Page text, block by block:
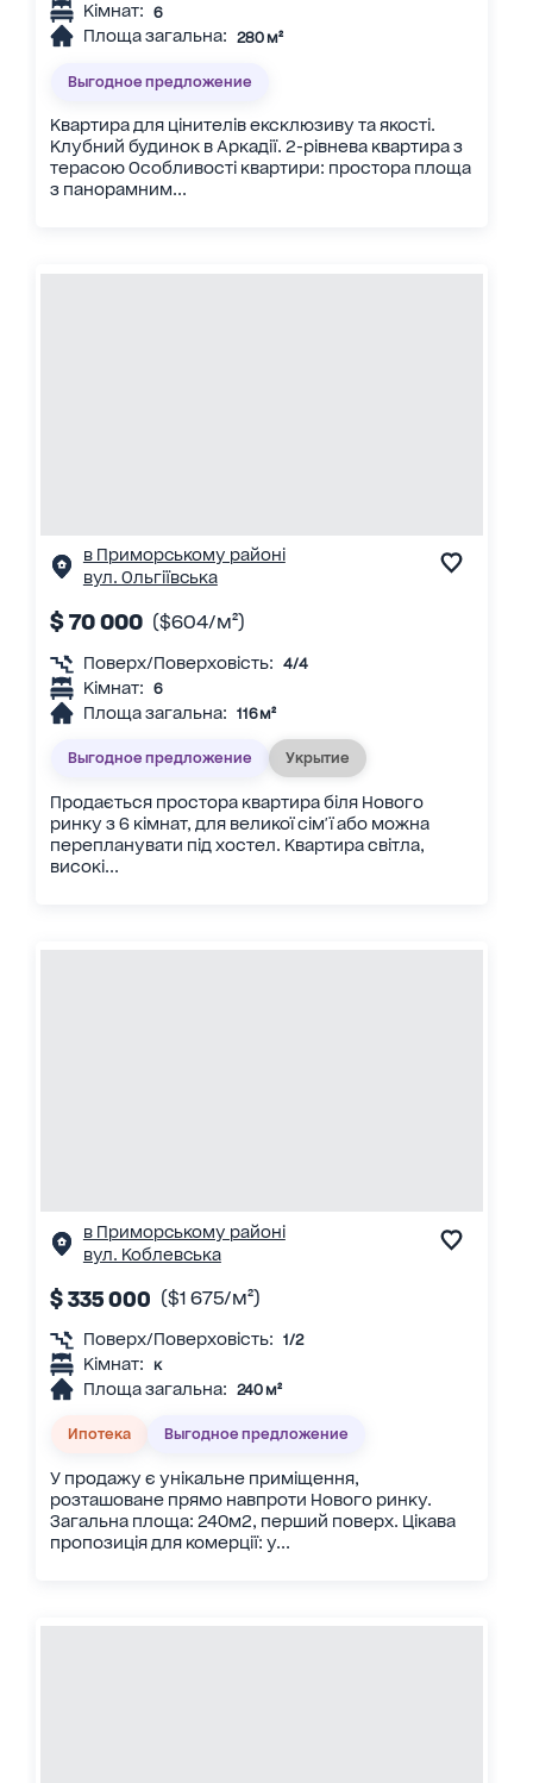
Кімнат: 6
Площа загальна: 280 м²
Выгодное предложение
Квартира для цінителів ексклюзиву та якості.
Клубний будинок в Аркадії. 2-рівнева квартира з
терасою Особливості квартири: простора площа
з панорамним...
в Приморському районі
вул. Ольгіївська
$ 70 000 ($604/м²)
Поверх/Поверховість: 4/4
Кімнат: 6
Площа загальна: 116 м²
Выгодное предложение Укрытие
Продається простора квартира біля Нового
ринку з 6 кімнат, для великої сім'ї або можна
перепланувати під хостел. Квартира світла,
високі...
в Приморському районі
вул. Коблевська
$ 335 000 ($1 675/м²)
Поверх/Поверховість: 1/2
Кімнат: к
Площа загальна: 240 м²
Ипотека Выгодное предложение
У продажу є унікальне приміщення,
розташоване прямо навпроти Нового ринку.
Загальна площа: 240м2, перший поверх. Цікава
пропозиція для комерції: у...